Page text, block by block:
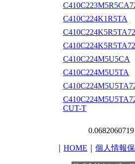
C410C224K1R5TA
C410C224K5R5TA72
C410C224M5U5CA
C410C224M5U5TA
CUT-T
0.0682060719
HOME 個人情報